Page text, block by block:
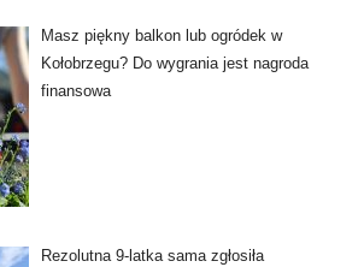
Masz piękny balkon lub ogródek w
Kołobrzegu? Do wygrania jest nagroda
finansowa
Rezolutna 9-latka sama zgłosiła